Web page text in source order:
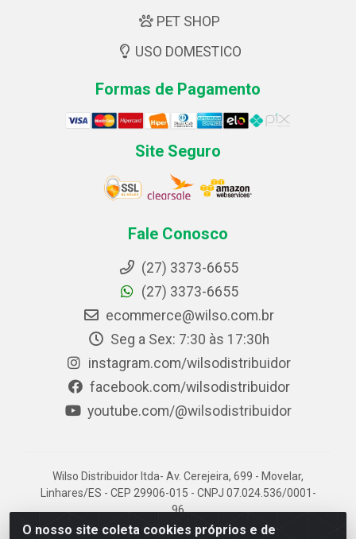
O nosso site coleta cookies próprios e de
PET SHOP
USO DOMESTICO
Formas de Pagamento
Site Seguro
Fale Conosco
(27) 3373-6655
(27) 3373-6655
ecommerce@wilso.com.br
Seg a Sex: 7:30 às 17:30h
instagram.com/wilsodistribuidor
facebook.com/wilsodistribuidor
youtube.com/@wilsodistribuidor
Wilso Distribuidor ltda- Av. Cerejeira, 699 - Movelar,
Linhares/ES - CEP 29906-015 - CNPJ 07.024.536/0001-
96